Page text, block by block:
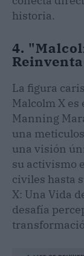
historia.
4.
La figura
Malcolm X
Manning
una
una visión
su activismo
civiles hasta
X: Una Vida
desafía